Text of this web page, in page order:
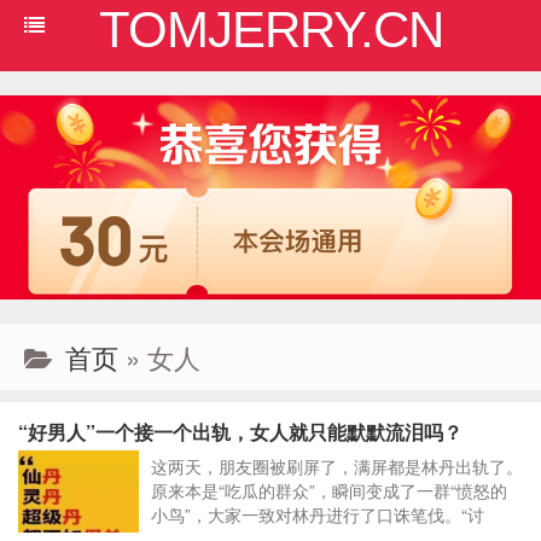
TOMJERRY.CN
首页 » 女人
“好男人”一个接一个出轨，女人就只能默默流泪吗？
​这两天，朋友圈被刷屏了，满屏都是林丹出轨了。
原来本是“吃瓜的群众”，瞬间变成了一群“愤怒的
小鸟”，大家一致对林丹进行了口诛笔伐。“讨